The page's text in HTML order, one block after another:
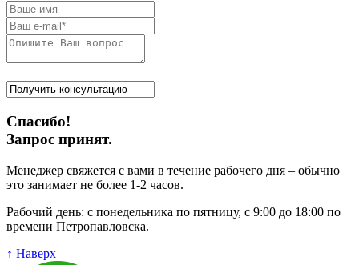
Спасибо!
Запрос принят.
Менеджер свяжется с вами в течение рабочего дня – обычно
это занимает не более 1-2 часов.
Рабочий день: с понедельника по пятницу, с 9:00 до 18:00 по
времени Петропавловска.
↑ Наверх